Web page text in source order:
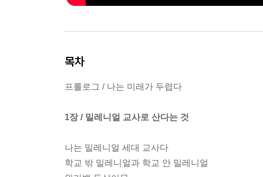
목차
프롤로그 / 나는 미래가 두렵다
1장 / 밀레니얼 교사로 산다는 것
나는 밀레니얼 세대 교사다
학교 밖 밀레니얼과 학교 안 밀레니얼